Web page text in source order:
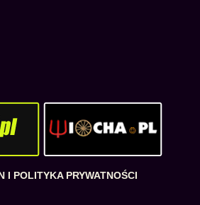
I POLITYKA PRYWATNOŚCI